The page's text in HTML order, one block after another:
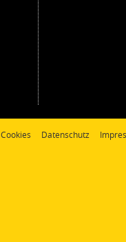
Cookies Datenschutz